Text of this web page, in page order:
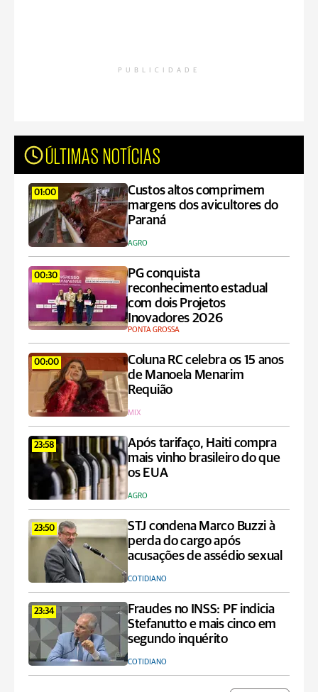
PUBLICIDADE
ÚLTIMAS NOTÍCIAS
01:00
Custos altos comprimem
margens dos avicultores do
Paraná
AGRO
00:30
PG conquista
reconhecimento estadual
com dois Projetos
Inovadores 2026
PONTA GROSSA
00:00
Coluna RC celebra os 15 anos
de Manoela Menarim
Requião
MIX
23:58
Após tarifaço, Haiti compra
mais vinho brasileiro do que
os EUA
AGRO
23:50
STJ condena Marco Buzzi à
perda do cargo após
acusações de assédio sexual
COTIDIANO
23:34
Fraudes no INSS: PF indicia
Stefanutto e mais cinco em
segundo inquérito
COTIDIANO